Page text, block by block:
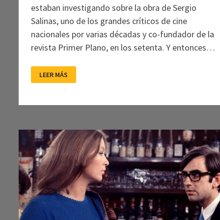
estaban investigando sobre la obra de Sergio
Salinas, uno de los grandes críticos de cine
nacionales por varias décadas y co-fundador de la
revista Primer Plano, en los setenta. Y entonces…
PLANO
VOLVIÓ
CUMPLE
LEER MÁS